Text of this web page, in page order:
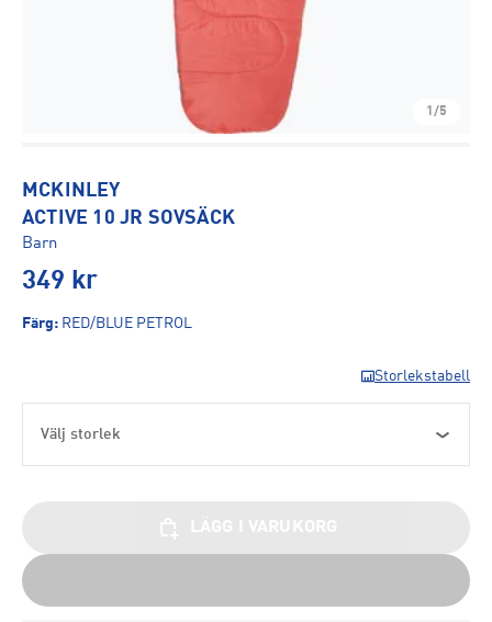
1/5
MCKINLEY
ACTIVE 10 JR SOVSÄCK
Barn
349 kr
Färg: RED/BLUE PETROL
Storlekstabell
Välj storlek